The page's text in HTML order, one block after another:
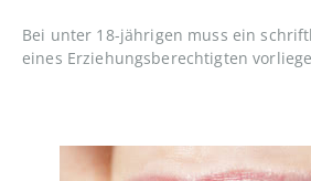
Bei unter 18-jährigen muss ein
eines Erziehungsberechtigten